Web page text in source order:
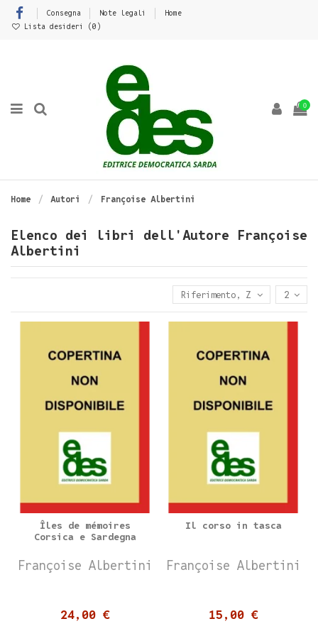
Consegna Note legali
Home
Lista desideri (0 )
0
Home Autori Françoise Albertini
Elenco dei libri dell'Autore Françoise
Albertini
Riferimento, Z - A 2
Îles de mémoires
Corsica e Sardegna
Françoise Albertini
24,00 €
Il corso in tasca
Françoise Albertini
15,00 €